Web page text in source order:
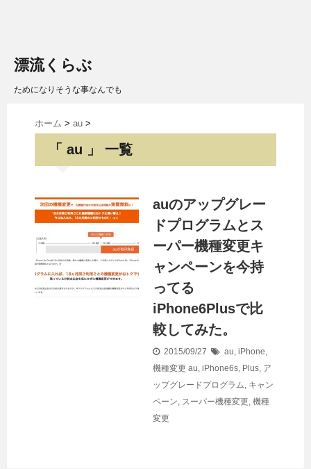
漂流くらぶ
ためになりそうな事なんでも
ホーム > au >
「 au 」 一覧
auのアップグレー
ドプログラムとス
ーパー機種変更キ
ャンペーンを今持
ってる
iPhone6Plusで比
較してみた。
2015/09/27 au, iPhone,
機種変更 au, iPhone6s, Plus, ア
ップグレードプログラム, キャン
ペーン, スーパー機種変更, 機種
変更